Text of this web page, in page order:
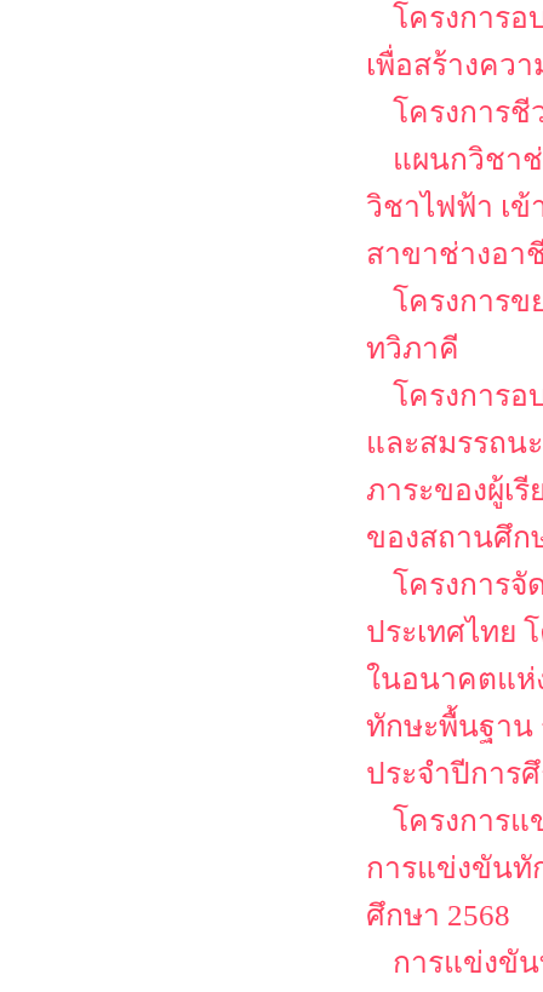
โครงการ
เพื่อสร้างคว
โครงการชี
แผนกวิชา
วิชาไฟฟ้า เ
สาขาช่างอา
โครงการข
ทวิภาคี
โครงการ
และสมรรถน
ภาระของผู้เ
ของสถานศึก
โครงการ
ประเทศไทย
ในอนาคตแห่
ทักษะพื้นฐาน
ประจำปีการ
โครงการ
การแข่งขันทั
ศึกษา 2568
การแข่งขัน